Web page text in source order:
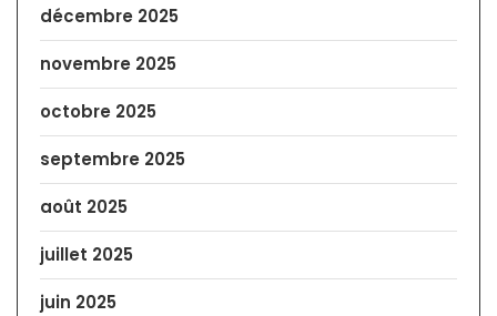
décembre 2025
novembre 2025
octobre 2025
septembre 2025
août 2025
juillet 2025
juin 2025